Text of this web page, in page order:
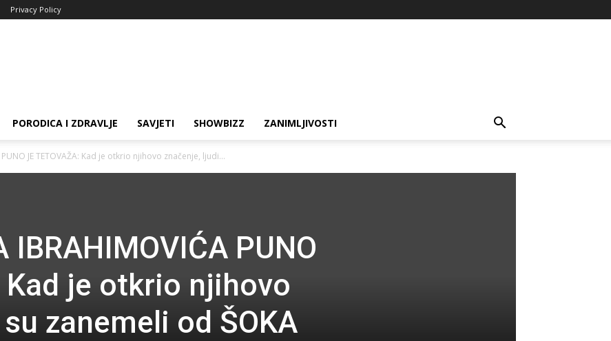
Privacy Policy
PORODICA I ZDRAVLJE SAVJETI SHOWBIZZ ZANIMLJIVOSTI
JE TETOVAŽA: Kad je otkrio njihovo značenje, ljudi...
IBRAHIMOVIĆA PUNO
Kad je otkrio njihovo
zanemeli od ŠOKA